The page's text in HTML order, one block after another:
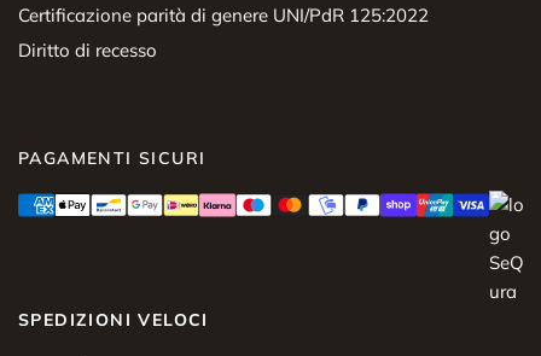
Certificazione parità di genere UNI/PdR 125:2022
Diritto di recesso
PAGAMENTI SICURI
SPEDIZIONI VELOCI